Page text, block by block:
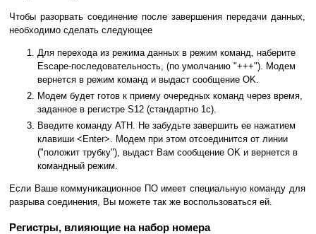
Чтобы разорвать соединение после завершения передачи данных,
необходимо сделать следующее
Для перехода из режима данных в режим команд, наберите
Escape-последовательность, (по умолчанию "+++"). Модем
вернется в режим команд и выдаст сообщение OK.
Модем будет готов к приему очередных команд через время,
заданное в регистре S12 (стандартно 1с).
Введите команду ATH. Не забудьте завершить ее нажатием
клавиши <Enter>. Модем при этом отсоединится от линии
("положит трубку"), выдаст Вам сообщение OK и вернется в
командный режим.
Если Ваше коммуникационное ПО имеет специальную команду для
разрыва соединения, Вы можете так же воспользоваться ей.
Регистры, влияющие на набор номера